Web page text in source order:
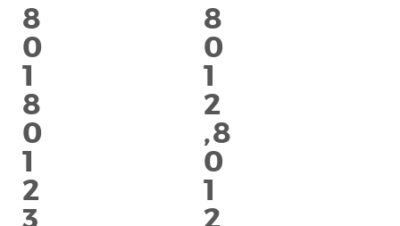
8
0
1
8
0
1
2
3
8
0
1
2
,8
0
1
2